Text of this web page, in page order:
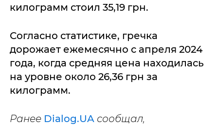
килограмм стоил 35,19 грн.
Согласно статистике, гречка
дорожает ежемесячно с апреля 2024
года, когда средняя цена находилась
на уровне около 26,36 грн за
килограмм.
Ранее Dialog.UA сообщал,